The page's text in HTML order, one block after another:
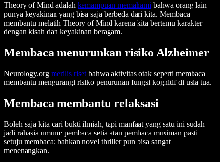
Theory of Mind adalah kemampuan memahami bahwa orang lain
punya keyakinan yang bisa saja berbeda dari kita. Membaca
membantu melatih Theory of Mind karena kita bertemu karakter
dengan kisah dan keyakinan beragam.
Membaca menurunkan risiko Alzheimer
Neurology.org merilis riset bahwa aktivitas otak seperti membaca
membantu mengurangi risiko penurunan fungsi kognitif di usia tua.
Membaca membantu relaksasi
Boleh saja kita cari bukti ilmiah, tapi manfaat yang satu ini sudah
jadi rahasia umum: pembaca setia atau pembaca musiman pasti
setuju membaca; bahkan novel thriller pun bisa sangat
menenangkan.